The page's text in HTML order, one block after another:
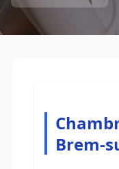
Brem-